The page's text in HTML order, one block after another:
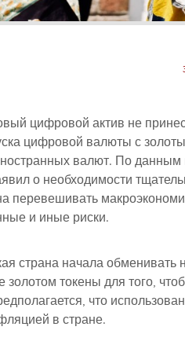
цифровой актив не
цифровой валюты с
валют. По
о необходимости
перевешивать
и иные риски.
страна начала
токены для того,
что
в стране.